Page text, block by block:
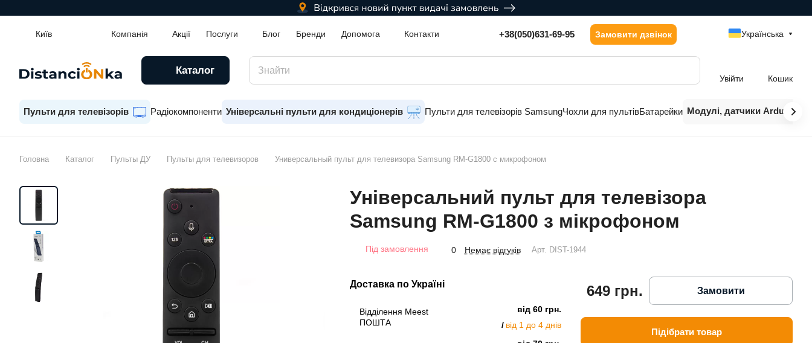
Київ Компанія Акції Послуги Блог Бренди Допомога Контакти +38(050)631-69-95 Замовити дзвінок Українська
Каталог
Увійти Кошик
Пульти для телевізорів Радіокомпоненти Універсальні пульти для кондиціонерів Пульти для телевізорів SamsungЧохли для пультівБатарейки Модулі, датчики Arduino
Головна Каталог Пульты ДУ Пульты для телевизоров Универсальный пульт для телевизора Samsung RM-G1800 с микрофоном
Універсальний пульт для телевізора
Samsung RM-G1800 з мікрофоном
Під замовлення 0 Немає відгуків Арт. DIST-1944
Доставка по Україні
Відділення Meest
ПОШТА
від 60 грн.
від 1 до 4 днів
649 грн. Замовити
Підібрати товар